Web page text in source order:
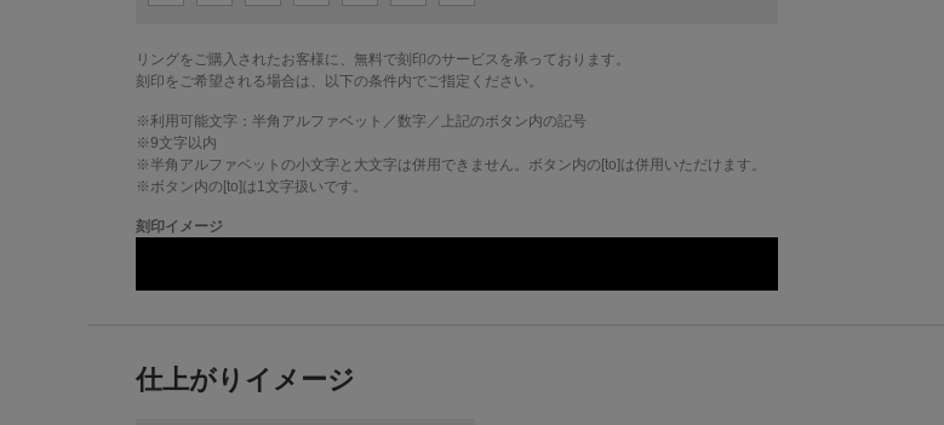
リングをご購入されたお客様に、無料で刻印のサービスを承っております。
刻印をご希望される場合は、以下の条件内でご指定ください。
※利用可能文字： 半角アルファベット／数字／上記のボタン内の記号
※9文字以内
※半角アルファベットの小文字と大文字は併用できません。ボタン内の[to]は併用いただけます。
※ボタン内の[to]は1文字扱いです。
刻印イメージ
仕上がりイメージ